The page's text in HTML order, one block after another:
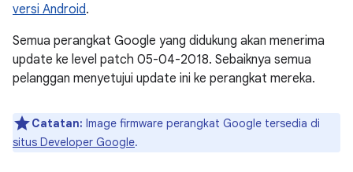
versi Android.
Semua perangkat Google yang didukung akan menerima
update ke level patch 05-04-2018. Sebaiknya semua
pelanggan menyetujui update ini ke perangkat mereka.
Catatan: Image firmware perangkat Google tersedia di
situs Developer Google.